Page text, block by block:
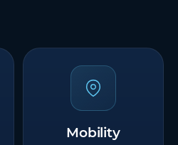
Mobility